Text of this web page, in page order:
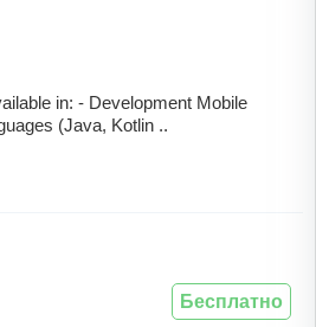
in: - Development Mobile
(Java, Kotlin ..
Бесплатно